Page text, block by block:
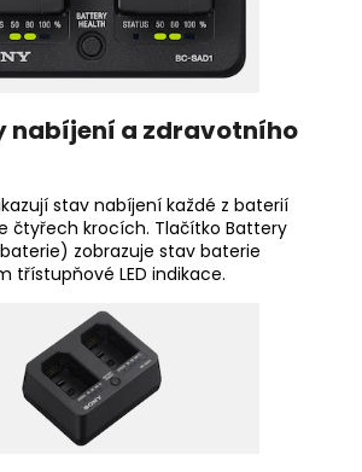
nabíjení a zdravotního
stav nabíjení každé z baterií
čtyřech krocích. Tlačítko Battery
zobrazuje stav baterie
třístupňové LED indikace.